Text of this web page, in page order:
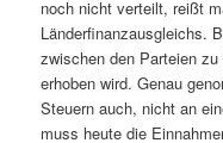
noch nicht verteilt, reißt
Länderfinanzausgleichs.
zwischen den Parteien
erhoben wird. Genau
Steuern auch, nicht an
muss heute die